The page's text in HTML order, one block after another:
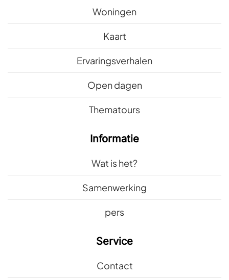
Woningen
Kaart
Ervaringsverhalen
Open dagen
Thematours
Informatie
Wat is het?
Samenwerking
pers
Service
Contact